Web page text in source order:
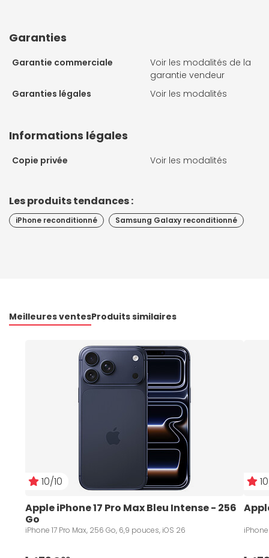
Garanties
Garantie commerciale
Voir les modalités de la
garantie vendeur
Garanties légales
Voir les modalités
Informations légales
Copie privée Voir les modalités
Les produits tendances :
iPhone reconditionné Samsung Galaxy reconditionné
Meilleures ventesProduits similaires
10/10
Apple iPhone 17 Pro Max Bleu Intense - 256
Go
iPhone 17 Pro Max, 256 Go, 6,9 pouces, iOS 26